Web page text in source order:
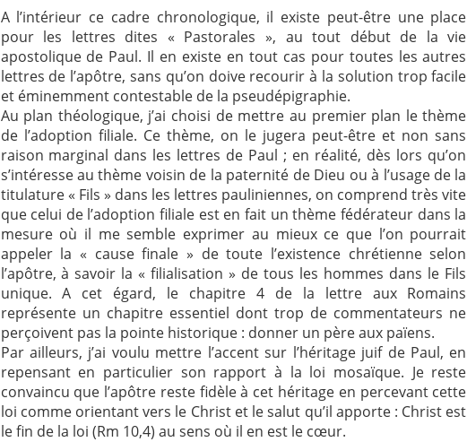
A l’intérieur ce cadre chronologique, il existe peut-être une place
pour les lettres dites « Pastorales », au tout début de la vie
apostolique de Paul. Il en existe en tout cas pour toutes les autres
lettres de l’apôtre, sans qu’on doive recourir à la solution trop facile
et éminemment contestable de la pseudépigraphie.
Au plan théologique, j’ai choisi de mettre au premier plan le thème
de l’adoption filiale. Ce thème, on le jugera peut-être et non sans
raison marginal dans les lettres de Paul ; en réalité, dès lors qu’on
s’intéresse au thème voisin de la paternité de Dieu ou à l’usage de la
titulature « Fils » dans les lettres pauliniennes, on comprend très vite
que celui de l’adoption filiale est en fait un thème fédérateur dans la
mesure où il me semble exprimer au mieux ce que l’on pourrait
appeler la « cause finale » de toute l’existence chrétienne selon
l’apôtre, à savoir la « filialisation » de tous les hommes dans le Fils
unique. A cet égard, le chapitre 4 de la lettre aux Romains
représente un chapitre essentiel dont trop de commentateurs ne
perçoivent pas la pointe historique : donner un père aux païens.
Par ailleurs, j’ai voulu mettre l’accent sur l’héritage juif de Paul, en
repensant en particulier son rapport à la loi mosaïque. Je reste
convaincu que l’apôtre reste fidèle à cet héritage en percevant cette
loi comme orientant vers le Christ et le salut qu’il apporte : Christ est
le fin de la loi (Rm 10,4) au sens où il en est le cœur.